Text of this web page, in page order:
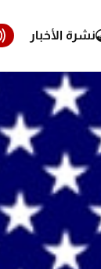
نشرة الأخبار